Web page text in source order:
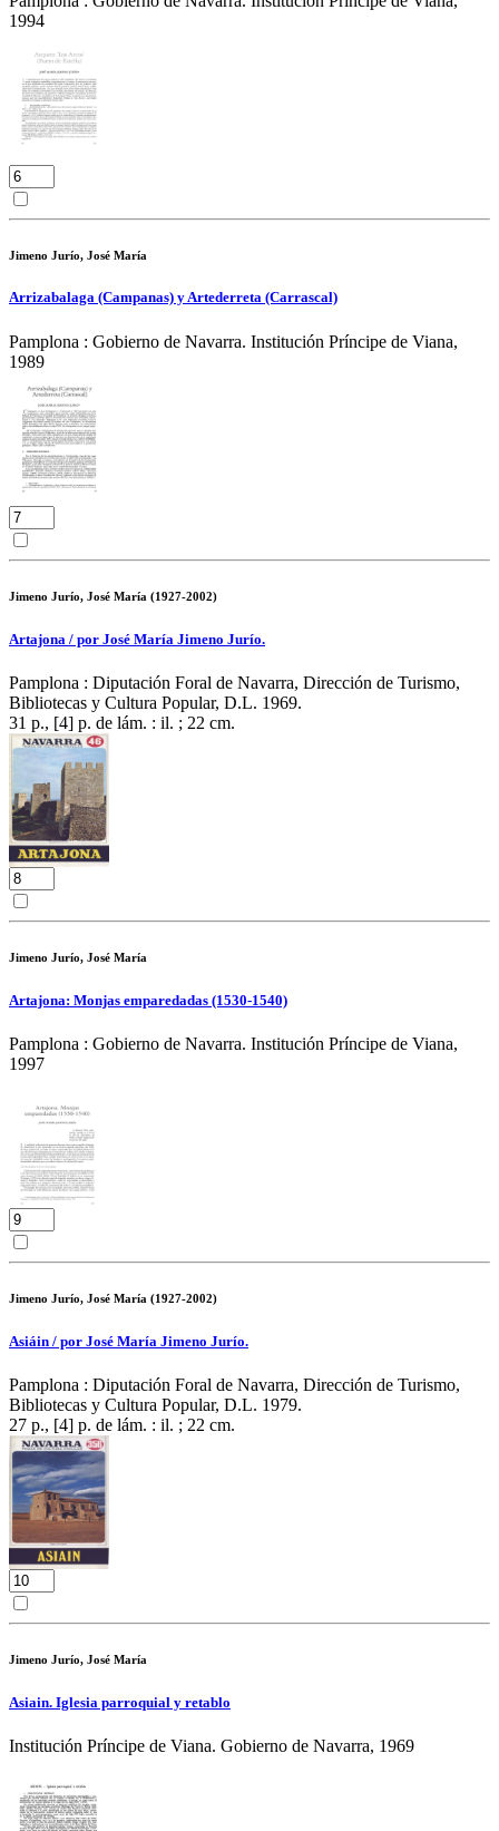
1994
Jimeno Jurío, José María
Arrizabalaga (Campanas) y Artederreta (Carrascal)
Pamplona : Gobierno de Navarra. Institución Príncipe de Viana,
1989
Jimeno Jurío, José María (1927-2002)
Artajona / por José María Jimeno Jurío.
Pamplona : Diputación Foral de Navarra, Dirección de Turismo,
Bibliotecas y Cultura Popular, D.L. 1969.
31 p., [4] p. de lám. : il. ; 22 cm.
Jimeno Jurío, José María
Artajona: Monjas emparedadas (1530-1540)
Pamplona : Gobierno de Navarra. Institución Príncipe de Viana,
1997
Jimeno Jurío, José María (1927-2002)
Asiáin / por José María Jimeno Jurío.
Pamplona : Diputación Foral de Navarra, Dirección de Turismo,
Bibliotecas y Cultura Popular, D.L. 1979.
27 p., [4] p. de lám. : il. ; 22 cm.
Jimeno Jurío, José María
Asiain. Iglesia parroquial y retablo
Institución Príncipe de Viana. Gobierno de Navarra, 1969